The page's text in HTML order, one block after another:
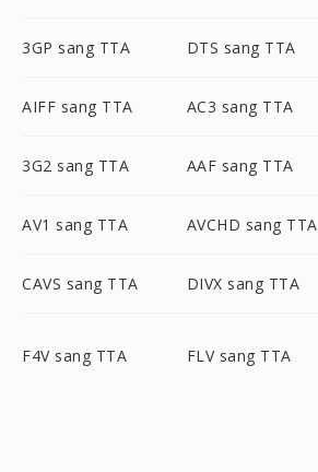
3GP sang TTA DTS sang TTA
AIFF sang TTA AC3 sang TTA
3G2 sang TTA AAF sang TTA
AV1 sang TTA AVCHD sang TTA
CAVS sang TTA DIVX sang TTA
F4V sang TTA FLV sang TTA